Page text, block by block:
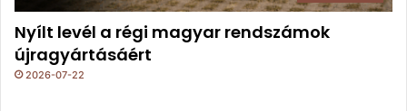
Nyílt levél a régi magyar rendszámok
újragyártásáért
2026-07-22